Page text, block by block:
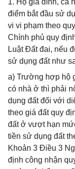
1. Hộ gia đình, cá
điểm bắt đầu sử
vi vi phạm theo
Chính phủ quy
Luật Đất đai, nếu
sử dụng đất như
a) Trường hợp hộ
có nhà ở thì phải
dụng đất đối với
theo giá đất quy
đất ở vượt hạn
tiền sử dụng đất
Khoản 3 Điều 3
định công nhận